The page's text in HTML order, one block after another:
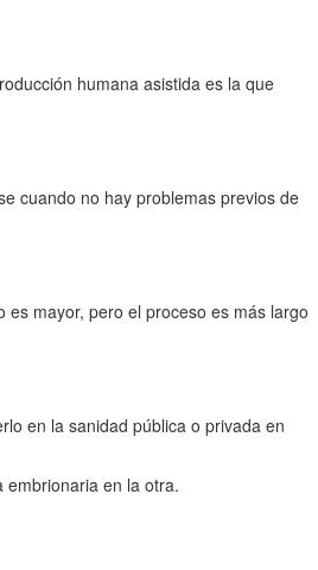
humana asistida es la que
cuando no hay problemas previos de
mayor, pero el proceso es más largo
en la sanidad pública o privada en
embrionaria en la otra.